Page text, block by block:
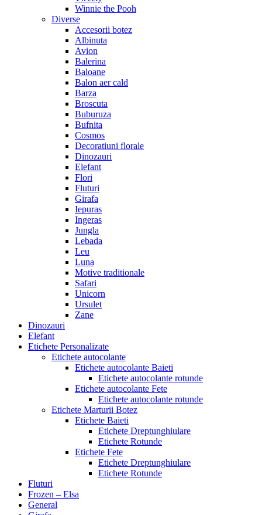
Winnie the Pooh
Diverse
Accesorii botez
Albinuta
Avion
Balerina
Baloane
Balon aer cald
Barza
Broscuta
Buburuza
Bufnita
Cosmos
Decoratiuni florale
Dinozauri
Elefant
Flori
Fluturi
Girafa
Iepuras
Ingeras
Jungla
Lebada
Leu
Luna
Motive traditionale
Safari
Unicorn
Ursulet
Zane
Dinozauri
Elefant
Etichete Personalizate
Etichete autocolante
Etichete autocolante Baieti
Etichete autocolante rotunde
Etichete autocolante Fete
Etichete autocolante rotunde
Etichete Marturii Botez
Etichete Baieti
Etichete Dreptunghiulare
Etichete Rotunde
Etichete Fete
Etichete Dreptunghiulare
Etichete Rotunde
Fluturi
Frozen – Elsa
General